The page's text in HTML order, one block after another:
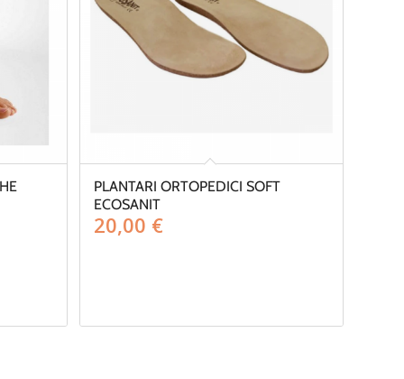
PLANTARI ORTOPEDICI SOFT
ECOSANIT
20,00 €